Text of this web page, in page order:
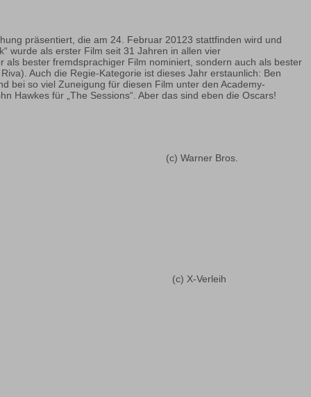
präsentiert, die am 24. Februar 20123 stattfinden wird und
wurde als erster Film seit 31 Jahren in allen vier
als bester fremdsprachiger Film nominiert, sondern auch als bester
Auch die Regie-Kategorie ist dieses Jahr erstaunlich: Ben
bei so viel Zuneigung für diesen Film unter den Academy-
Hawkes für „The Sessions“. Aber das sind eben die Oscars!
(c) Warner Bros.
(c) X-Verleih